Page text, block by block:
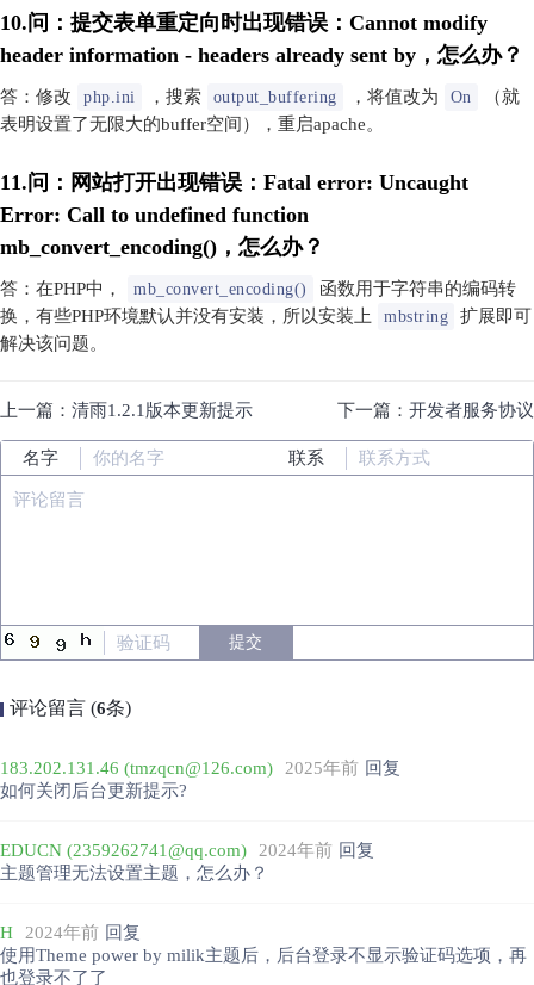
10.问：提交表单重定向时出现错误：Cannot modify
header information - headers already sent by，怎么办？
答：修改 php.ini ，搜索 output_buffering ，将值改为 On
（就
表明设置了无限大的buffer空间），重启apache。
11.问：网站打开出现错误：Fatal error: Uncaught
Error: Call to undefined function
mb_convert_encoding()，怎么办？
答：在PHP中， mb_convert_encoding()
函数用于字符串的编码转
换，有些PHP环境默认并没有安装，所以安装上
mbstring
扩展即可
解决该问题。
上一篇： 清雨1.2.1版本更新提示 下一篇： 开发者服务协议
名字 联系
评论留言 (6条)
183.202.131.46 (tmzqcn@126.com) 2025年前 回复
如何关闭后台更新提示?
EDUCN (2359262741@qq.com) 2024年前 回复
主题管理无法设置主题，怎么办？
H 2024年前 回复
使用Theme power by milik主题后，后台登录不显示验证码选项，再
也登录不了了